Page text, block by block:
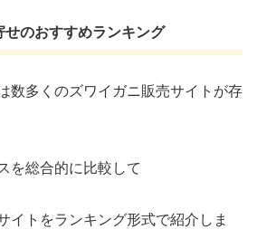
せのおすすめランキング
数多くのズワイガニ販売サイトが存
を総合的に比較して
イトをランキング形式で紹介しま